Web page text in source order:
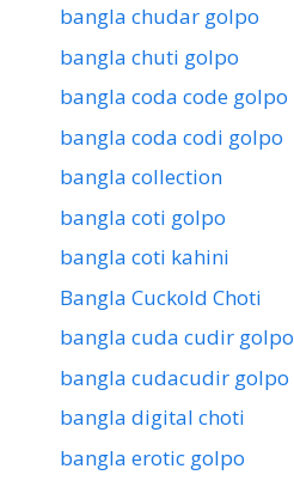
bangla chudar golpo
bangla chuti golpo
bangla coda code golpo
bangla coda codi golpo
bangla collection
bangla coti golpo
bangla coti kahini
Bangla Cuckold Choti
bangla cuda cudir golpo
bangla cudacudir golpo
bangla digital choti
bangla erotic golpo